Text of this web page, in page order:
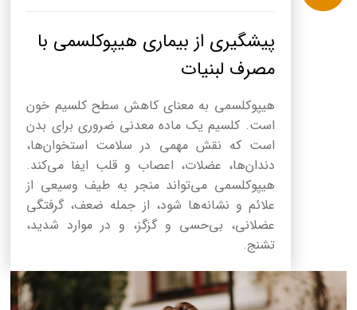
پیشگیری از بیماری هیپوکلسمی با
مصرف لبنیات
هیپوکلسمی به معنای کاهش سطح کلسیم خون
است. کلسیم یک ماده معدنی ضروری برای بدن
است که نقش مهمی در سلامت استخوان‌ها،
دندان‌ها، عضلات، اعصاب و قلب ایفا می‌کند.
هیپوکلسمی می‌تواند منجر به طیف وسیعی از
علائم و نشانه‌ها شود، از جمله ضعف، گرفتگی
عضلانی، بی‌حسی و گزگز، و در موارد شدید،
تشنج.